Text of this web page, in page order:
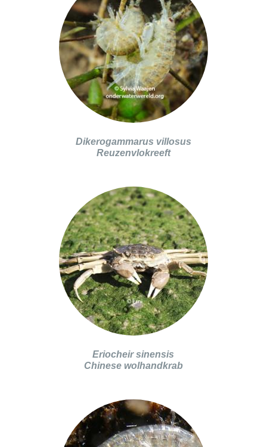
Dikerogammarus villosus
Reuzenvlokreeft
Eriocheir sinensis
Chinese wolhandkrab